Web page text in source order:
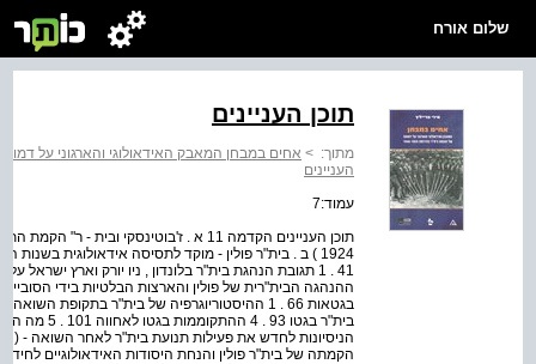
שלום אורח
תוכן העניינים
מתוך: > אחים במבחן המאבק האידאולוגי והארגוני על דמותה של
העניינים
עמוד:7